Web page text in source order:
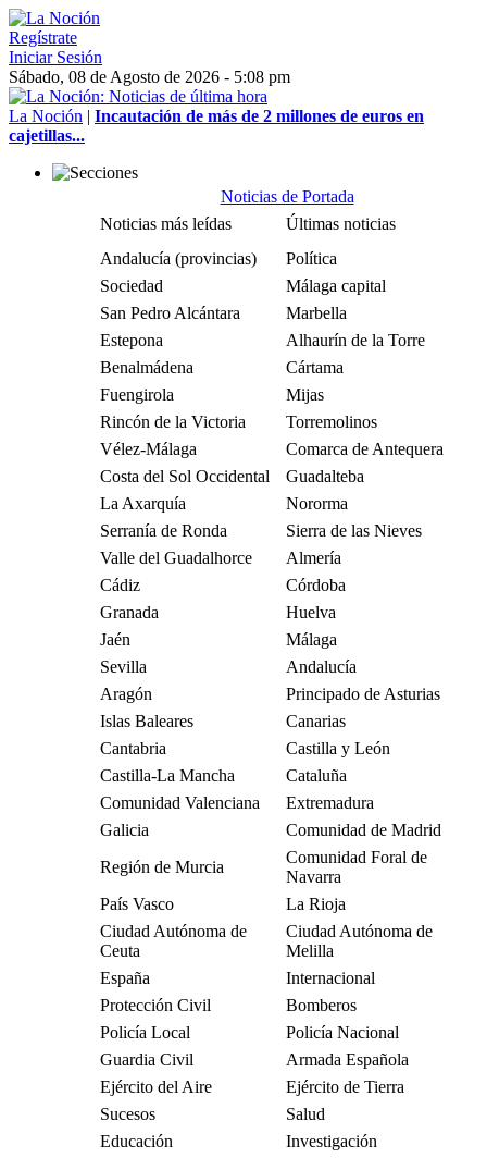
Regístrate
Iniciar Sesión
Sábado, 08 de Agosto de 2026 - 5:08 pm
La Noción | Incautación de más de 2 millones de euros en
cajetillas...
Noticias de Portada
Noticias más leídas
Últimas noticias
Andalucía (provincias)
Política
Sociedad
Málaga capital
San Pedro Alcántara
Marbella
Estepona
Alhaurín de la Torre
Benalmádena
Cártama
Fuengirola
Mijas
Rincón de la Victoria
Torremolinos
Vélez-Málaga
Comarca de Antequera
Costa del Sol Occidental
Guadalteba
La Axarquía
Nororma
Serranía de Ronda
Sierra de las Nieves
Valle del Guadalhorce
Almería
Cádiz
Córdoba
Granada
Huelva
Jaén
Málaga
Sevilla
Andalucía
Aragón
Principado de Asturias
Islas Baleares
Canarias
Cantabria
Castilla y León
Castilla-La Mancha
Cataluña
Comunidad Valenciana
Extremadura
Galicia
Comunidad de Madrid
Región de Murcia
Comunidad Foral de
Navarra
País Vasco
La Rioja
Ciudad Autónoma de
Ceuta
Ciudad Autónoma de
Melilla
España
Internacional
Protección Civil
Bomberos
Policía Local
Policía Nacional
Guardia Civil
Armada Española
Ejército del Aire
Ejército de Tierra
Sucesos
Salud
Educación
Investigación